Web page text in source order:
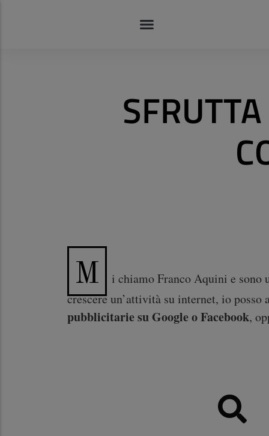
M
i chiamo Franco Aquini e
crescere un’attività su internet, io
pubblicitarie su Google o Facebook,